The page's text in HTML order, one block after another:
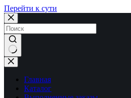
Перейти к сути
Ничего
не
найденоГлавная
Каталог